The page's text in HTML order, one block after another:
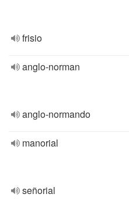
frisio
anglo-norman
anglo-normando
manorial
señorial